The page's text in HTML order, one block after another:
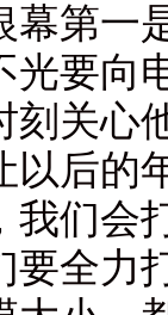
幕第一
光要向
刻关心
以后的
我们会
要全力